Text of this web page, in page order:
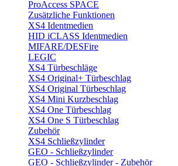
ProAccess SPACE
Zusätzliche Funktionen
XS4 Identmedien
HID iCLASS Identmedien
MIFARE/DESFire
LEGIC
XS4 Türbeschläge
XS4 Original+ Türbeschlag
XS4 Original Türbeschlag
XS4 Mini Kurzbeschlag
XS4 One Türbeschlag
XS4 One S Türbeschlag
Zubehör
XS4 Schließzylinder
GEO - Schließzylinder
GEO - Schließzylinder - Zubehör